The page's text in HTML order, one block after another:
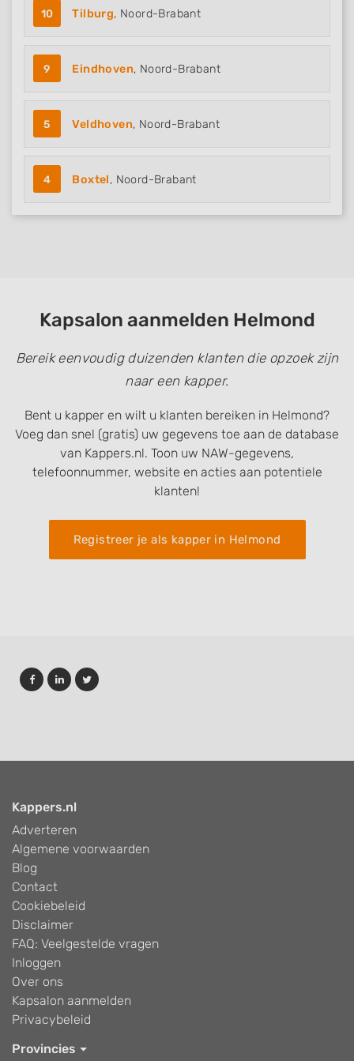
10 Tilburg, Noord-Brabant
9 Eindhoven, Noord-Brabant
5 Veldhoven, Noord-Brabant
4 Boxtel, Noord-Brabant
Kapsalon aanmelden Helmond
Bereik eenvoudig duizenden klanten die opzoek zijn
naar een kapper.
Bent u kapper en wilt u klanten bereiken in Helmond?
Voeg dan snel (gratis) uw gegevens toe aan de database
van Kappers.nl. Toon uw NAW-gegevens,
telefoonnummer, website en acties aan potentiele
klanten!
Registreer je als kapper in Helmond
Kappers.nl
Adverteren
Algemene voorwaarden
Blog
Contact
Cookiebeleid
Disclaimer
FAQ: Veelgestelde vragen
Inloggen
Over ons
Kapsalon aanmelden
Privacybeleid
Provincies